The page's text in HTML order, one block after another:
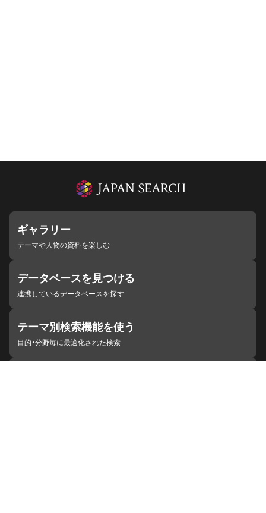
ギャラリー
テーマや人物の資料を楽しむ
データベースを見つける
連携しているデータベースを探す
テーマ別検索機能を使う
目的・分野毎に最適化された検索